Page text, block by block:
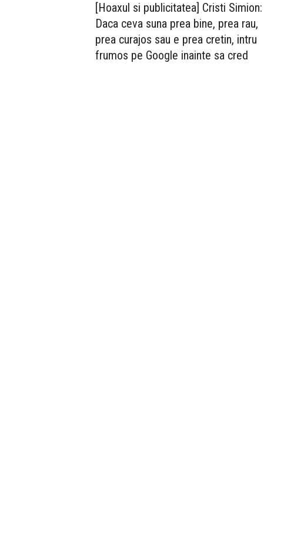
[Hoaxul si publicitatea] Cristi Simion:
Daca ceva suna prea bine, prea rau,
prea curajos sau e prea cretin, intru
frumos pe Google inainte sa cred